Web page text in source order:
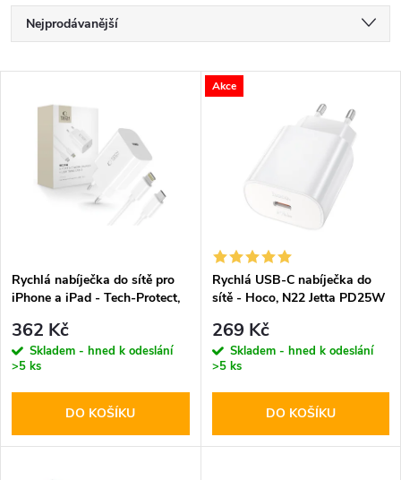
Ř
a
p
r
o
d
Nejprodávanější
Abecedně
s
p
r
o
d
Rychlá nabíječka do sítě pro
iPhone a iPad - Tech-Protect,
362 Kč
Skladem - hned k odeslání
>5 ks
DO KOŠÍKU
Akce
Rychlá USB-C nabíječka do
sítě - Hoco, N22 Jetta PD25W
269 Kč
Skladem - hned k odeslání
>5 ks
DO KOŠÍKU